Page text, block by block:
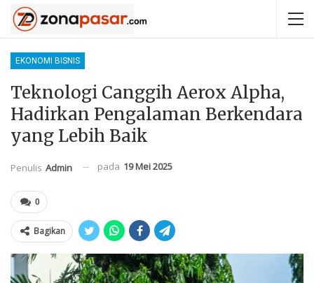
EKONOMI BISNIS
Teknologi Canggih Aerox Alpha,
Hadirkan Pengalaman Berkendara
yang Lebih Baik
Penulis Admin pada 19 Mei 2025
0
Bagikan